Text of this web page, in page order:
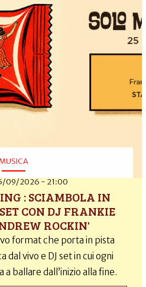
MUSICA
09/2026 - 21:00
: SCIAMBOLA IN
CON DJ FRANKIE
ROCKIN'
format che porta in pista
dal vivo e DJ set in cui ogni
a ballare dall’inizio alla fine.